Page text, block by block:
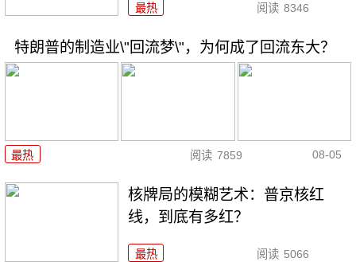
最热 阅读 8346
特朗普的制造业\"回流梦\"，为何成了回流东大？
最热 阅读 7859 08-05
核牌局的模糊艺术：普京核红
线，到底有多红？
最热 阅读 5066